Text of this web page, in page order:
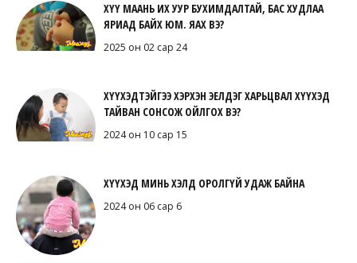
ХҮҮ МААНЬ ИХ УУР БУХИМДАЛТАЙ, БАС ХУДЛАА
ЯРИАД БАЙХ ЮМ. ЯАХ ВЭ?
2025 он 02 сар 24
ХҮҮХЭДТЭЙГЭЭ ХЭРХЭН ЭЕЛДЭГ ХАРЬЦВАЛ ХҮҮХЭД
ТАЙВАН СОНСОЖ ОЙЛГОХ ВЭ?
2024 он 10 сар 15
ХҮҮХЭД МИНЬ ХЭЛД ОРОЛГҮЙ УДАЖ БАЙНА
2024 он 06 сар 6